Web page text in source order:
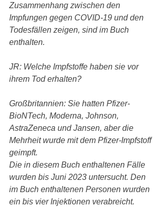
Zusammenhang zwischen den
Impfungen gegen COVID-19 und den
Todesfällen zeigen, sind im Buch
enthalten.
JR: Welche Impfstoffe haben sie vor
ihrem Tod erhalten?
Großbritannien: Sie hatten Pfizer-
BioNTech, Moderna, Johnson,
AstraZeneca und Jansen, aber die
Mehrheit wurde mit dem Pfizer-Impfstoff
geimpft.
Die in diesem Buch enthaltenen Fälle
wurden bis Juni 2023 untersucht. Den
im Buch enthaltenen Personen wurden
ein bis vier Injektionen verabreicht.